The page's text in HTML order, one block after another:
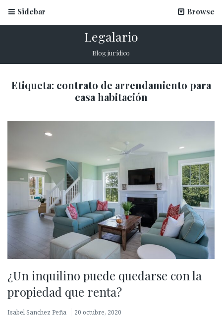
Sidebar Browse
Legalario
Blog jurídico
Etiqueta: contrato de arrendamiento para
casa habitación
¿Un inquilino puede quedarse con la
propiedad que renta?
Isabel Sanchez Peña 20 octubre, 2020